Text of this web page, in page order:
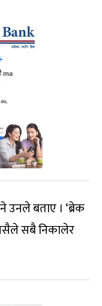
उनले बताए । ‘ब्रेक
सबै निकालेर